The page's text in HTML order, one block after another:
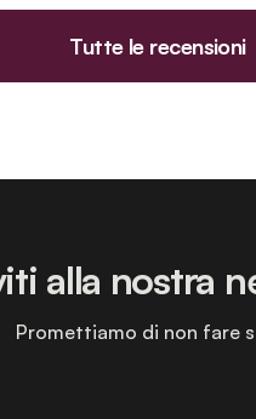
Tutte le recensioni
alla nostra
Promettiamo di non fare